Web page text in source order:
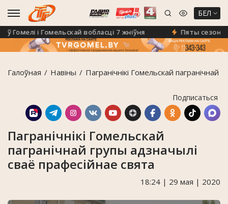
БЕЛ
і Гомельскай вобласці 7 жніўня Пяты сезон
Галоўная Навiны Пагранічнікі Гомельскай пагранічнай
Подписаться
Пагранічнікі Гомельскай
пагранічнай групы адзначылі
сваё прафесійнае свята
18:24 | 29 мая | 2020